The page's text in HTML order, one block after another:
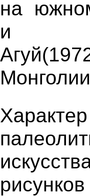
на
и
Характер